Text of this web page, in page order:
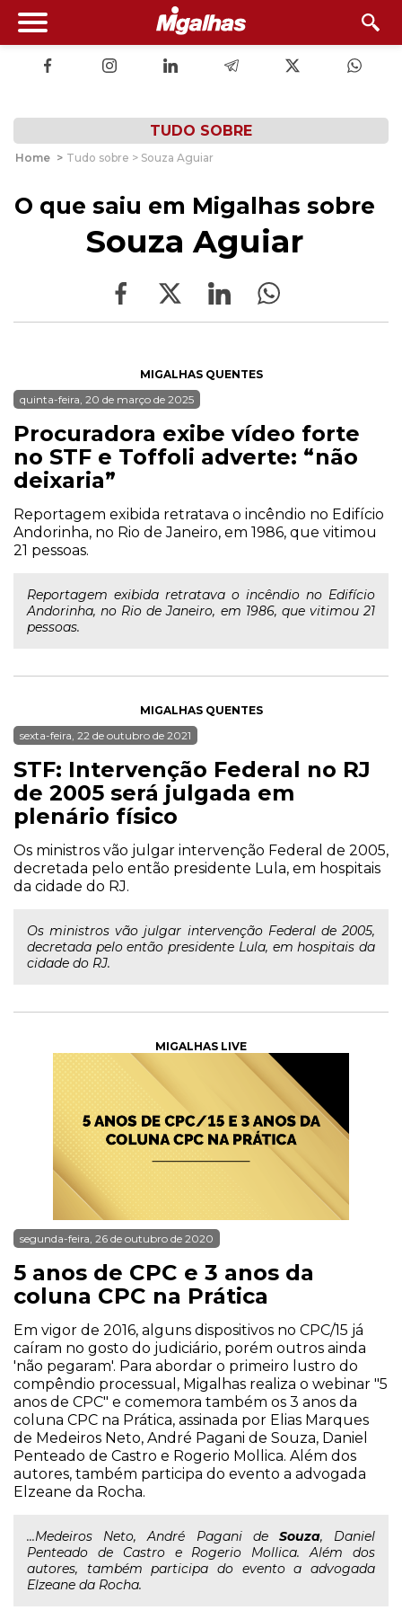
TUDO SOBRE
Home > Tudo sobre > Souza Aguiar
O que saiu em Migalhas sobre
Souza Aguiar
MIGALHAS QUENTES
quinta-feira, 20 de março de 2025
Procuradora exibe vídeo forte
no STF e Toffoli adverte: “não
deixaria”
Reportagem exibida retratava o incêndio no Edifício
Andorinha, no Rio de Janeiro, em 1986, que vitimou
21 pessoas.
Reportagem exibida retratava o incêndio no Edifício
Andorinha, no Rio de Janeiro, em 1986, que vitimou 21
pessoas.
MIGALHAS QUENTES
sexta-feira, 22 de outubro de 2021
STF: Intervenção Federal no RJ
de 2005 será julgada em
plenário físico
Os ministros vão julgar intervenção Federal de 2005,
decretada pelo então presidente Lula, em hospitais
da cidade do RJ.
Os ministros vão julgar intervenção Federal de 2005,
decretada pelo então presidente Lula, em hospitais da
cidade do RJ.
MIGALHAS LIVE
segunda-feira, 26 de outubro de 2020
5 anos de CPC e 3 anos da
coluna CPC na Prática
Em vigor de 2016, alguns dispositivos no CPC/15 já
caíram no gosto do judiciário, porém outros ainda
'não pegaram'. Para abordar o primeiro lustro do
compêndio processual, Migalhas realiza o webinar "5
anos de CPC" e comemora também os 3 anos da
coluna CPC na Prática, assinada por Elias Marques
de Medeiros Neto, André Pagani de Souza, Daniel
Penteado de Castro e Rogerio Mollica. Além dos
autores, também participa do evento a advogada
Elzeane da Rocha.
...Medeiros Neto, André Pagani de Souza, Daniel
Penteado de Castro e Rogerio Mollica. Além dos
autores, também participa do evento a advogada
Elzeane da Rocha.